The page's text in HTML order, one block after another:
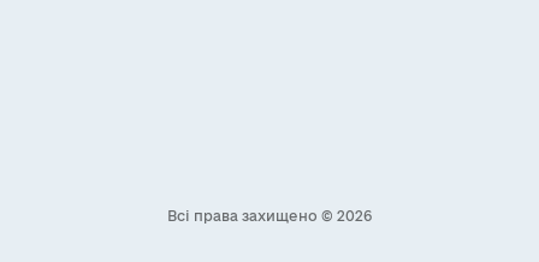
Всі права захищено © 2026